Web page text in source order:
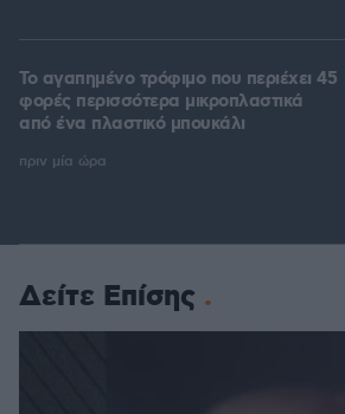
Το αγαπημένο τρόφιμο που περιέχει 45
φορές περισσότερα μικροπλαστικά
από ένα πλαστικό μπουκάλι
πριν μία ώρα
Δείτε Επίσης